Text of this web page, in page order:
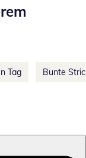
Tag Bunte